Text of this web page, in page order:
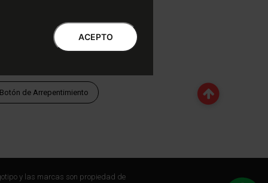
WhatsApp | Lu a Vi 9 a 20 | Sa 9 a 17
Botón de Arrepentimiento
y las marcas son propiedad de
ACEPTO